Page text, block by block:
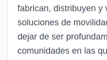
fabrican, distribuyen y
soluciones de
dejar de ser
comunidades en las